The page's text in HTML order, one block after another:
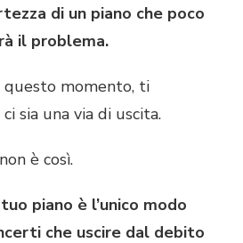
di un piano che poco
il problema.
momento, ti
sia una via di uscita.
è così.
piano è l’unico modo
che uscire dal debito